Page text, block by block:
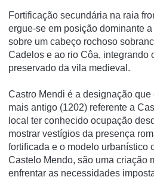
Fortificação secundária na raia
ergue-se em posição dominante
sobre um cabeço rochoso
Cadelos e ao rio Côa, integrando
preservado da vila medieval.
Castro Mendi é a designação
mais antigo (1202) referente a
local ter conhecido ocupação
mostrar vestígios da presença
fortificada e o modelo urbanístico
Castelo Mendo, são uma criação
enfrentar as necessidades